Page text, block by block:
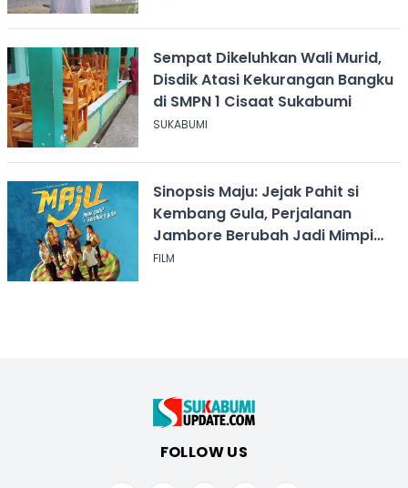
Sempat Dikeluhkan Wali Murid,
Disdik Atasi Kekurangan Bangku
di SMPN 1 Cisaat Sukabumi
SUKABUMI
Sinopsis Maju: Jejak Pahit si
Kembang Gula, Perjalanan
Jambore Berubah Jadi Mimpi
Buruk
FILM
FOLLOW US